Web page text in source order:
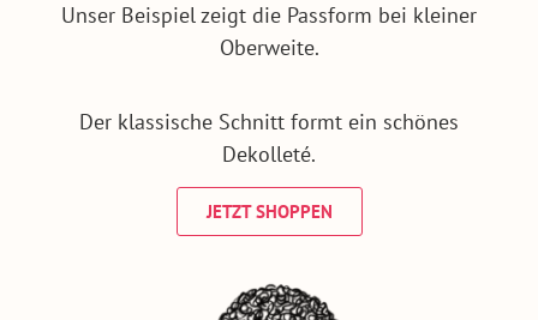
Unser Beispiel zeigt die Passform bei kleiner
Oberweite.
Der klassische Schnitt formt ein schönes
Dekolleté.
JETZT SHOPPEN